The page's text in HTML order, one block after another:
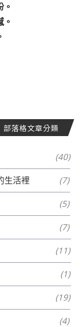
部落格文章分類
(40)
生活裡 (7)
(5)
(7)
(11)
(1)
(19)
(4)